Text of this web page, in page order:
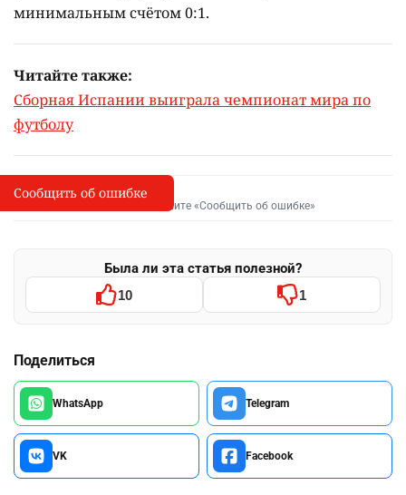
минимальным счётом 0:1.
Читайте также:
Сборная Испании выиграла чемпионат мира по
футболу
I
Сообщить об опечатке
Выделите фрагмент и нажмите «Сообщить об ошибке»
Была ли эта статья полезной?
10 1
Поделиться
WhatsApp Telegram
VK Facebook
Сообщить об ошибке